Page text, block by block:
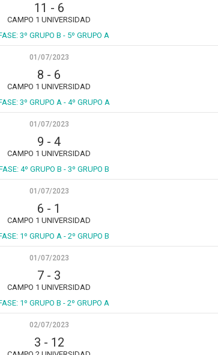
11 - 6
CAMPO 1 UNIVERSIDAD
3º GRUPO B - 5º GRUPO A
01/07/2023
8 - 6
CAMPO 1 UNIVERSIDAD
3º GRUPO A - 4º GRUPO A
01/07/2023
9 -4
CAMPO 1 UNIVERSIDAD
4º GRUPO B - 3º GRUPO B
01/07/2023
6 - 1
CAMPO 1 UNIVERSIDAD
1º GRUPO A - 2º GRUPO B
01/07/2023
7 - 3
CAMPO 1 UNIVERSIDAD
1º GRUPO B - 2º GRUPO A
02/07/2023
3 - 12